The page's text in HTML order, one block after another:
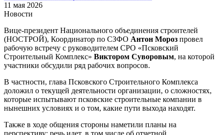
11 мая 2026
Новости
Вице-президент Национального объединения строителей
(НОСТРОЙ), Координатор по СЗФО Антон Мороз провел
рабочую встречу с руководителем СРО «Псковский
Строительный Комплекс» Виктором Суворовым, на которой
участники обсудили ряд рабочих вопросов.
В частности, глава Псковского Строительного Комплекса
доложил о текущей деятельности организации, о сложностях,
которые испытывают псковские строительные компании в
нынешних условиях и о том, какие пути выхода находят.
Также в ходе общения стороны наметили планы на
перспективу: речь идет, в том числе об отчетной